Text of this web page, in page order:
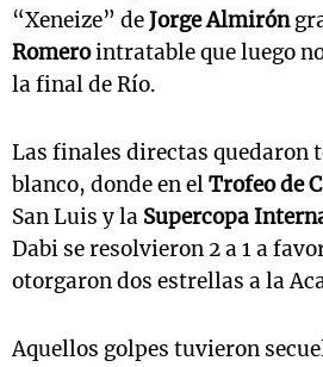
“Xeneize” deJorge Almirón
Romerointratable que luego
la final de Río.
Las finales directas quedaron
blanco, donde en elTrofeo de
San Luis y la Supercopa
Dabi se resolvieron 2 a 1 a
otorgaron dos estrellas a la
Aquellos golpes tuvieron